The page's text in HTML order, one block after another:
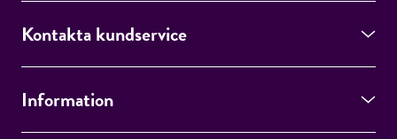
ÅNGRA OCH STÄNG
Kontakta kundservice
Information